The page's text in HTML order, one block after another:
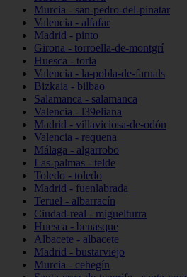
Murcia - san-pedro-del-pinatar
Valencia - alfafar
Madrid - pinto
Girona - torroella-de-montgrí
Huesca - torla
Valencia - la-pobla-de-farnals
Bizkaia - bilbao
Salamanca - salamanca
Valencia - l39eliana
Madrid - villaviciosa-de-odón
Valencia - requena
Málaga - algarrobo
Las-palmas - telde
Toledo - toledo
Madrid - fuenlabrada
Teruel - albarracín
Ciudad-real - miguelturra
Huesca - benasque
Albacete - albacete
Madrid - bustarviejo
Murcia - cehegín